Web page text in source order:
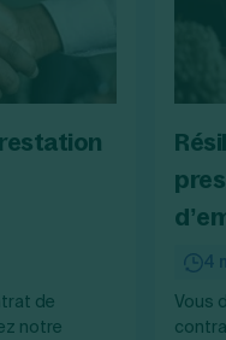
de
notre
4
Vous